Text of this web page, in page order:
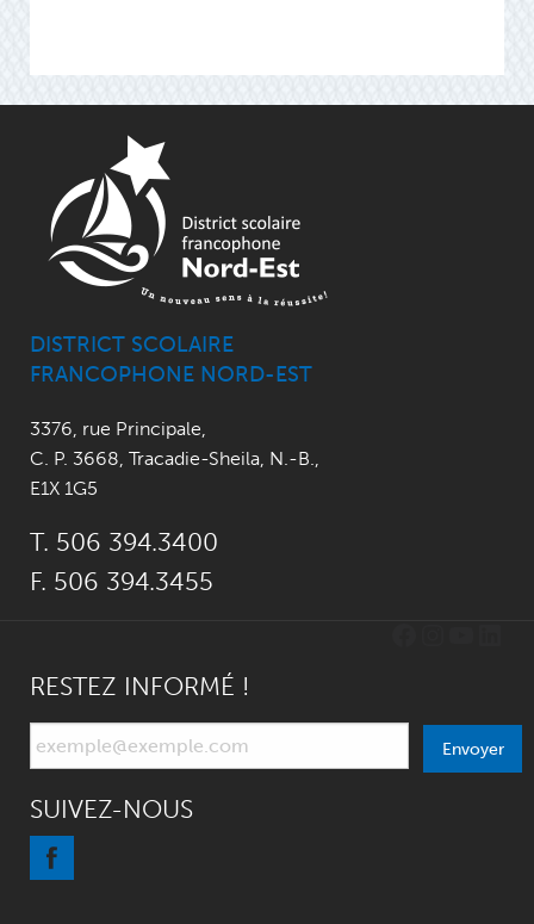
DISTRICT SCOLAIRE
FRANCOPHONE NORD-EST
3376, rue Principale,
C. P. 3668, Tracadie-Sheila, N.-B.,
E1X 1G5
T. 506 394.3400
F. 506 394.3455
RESTEZ INFORMÉ !
Envoyer
SUIVEZ-NOUS